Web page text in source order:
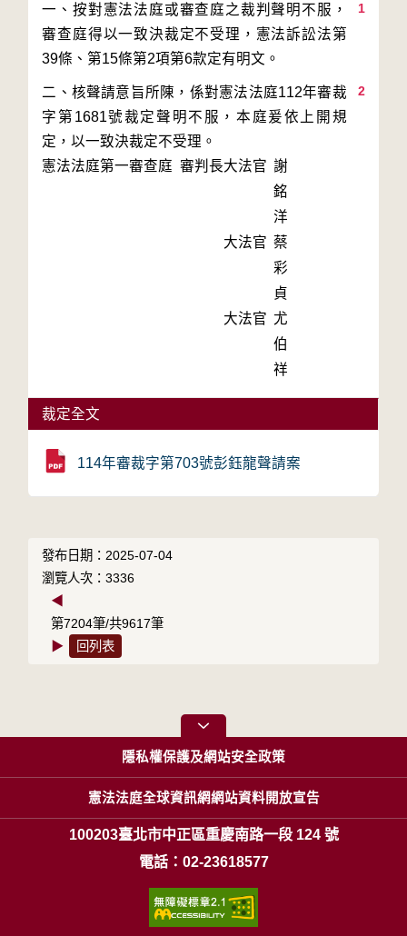
1
一、按對憲法法庭或審查庭之裁判聲明不服，
審查庭得以一致決裁定不受理，憲法訴訟法第
2
二、核聲請意旨所陳，係對憲法法庭112年審裁
字第1681號裁定聲明不服，本庭爰依上開規
定，以一致決裁定不受理。
憲法法庭第一審查庭 審判長大法官 謝
銘
洋
大法官 蔡
彩
貞
大法官 尤
伯
祥
裁定全文
114年審裁字第703號彭鈺龍聲請案
發布日期：2025-07-04
瀏覽人次：3336
◀
第7204筆/共9617筆
▶
回列表
隱私權保護及網站安全政策
憲法法庭全球資訊網網站資料開放宣告
100203臺北市中正區重慶南路一段 124 號
電話：02-23618577